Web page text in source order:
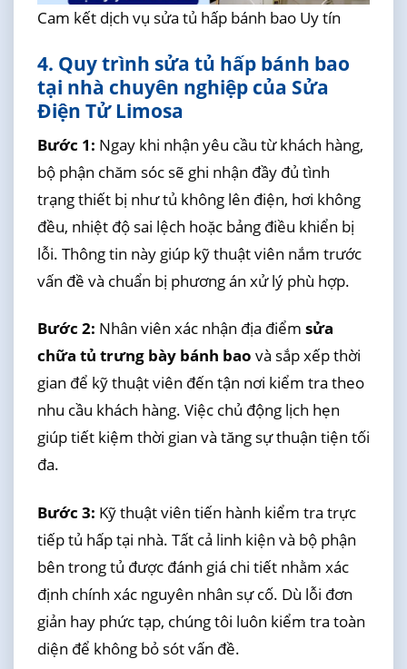
Cam kết dịch vụ sửa tủ hấp bánh bao Uy tín
4. Quy trình sửa tủ hấp bánh bao
tại nhà chuyên nghiệp của Sửa
Điện Tử Limosa
Bước 1: Ngay khi nhận yêu cầu từ khách hàng,
bộ phận chăm sóc sẽ ghi nhận đầy đủ tình
trạng thiết bị như tủ không lên điện, hơi không
đều, nhiệt độ sai lệch hoặc bảng điều khiển bị
lỗi. Thông tin này giúp kỹ thuật viên nắm trước
vấn đề và chuẩn bị phương án xử lý phù hợp.
Bước 2: Nhân viên xác nhận địa điểm sửa
chữa tủ trưng bày bánh bao và sắp xếp thời
gian để kỹ thuật viên đến tận nơi kiểm tra theo
nhu cầu khách hàng. Việc chủ động lịch hẹn
giúp tiết kiệm thời gian và tăng sự thuận tiện tối
đa.
Bước 3: Kỹ thuật viên tiến hành kiểm tra trực
tiếp tủ hấp tại nhà. Tất cả linh kiện và bộ phận
bên trong tủ được đánh giá chi tiết nhằm xác
định chính xác nguyên nhân sự cố. Dù lỗi đơn
giản hay phức tạp, chúng tôi luôn kiểm tra toàn
diện để không bỏ sót vấn đề.